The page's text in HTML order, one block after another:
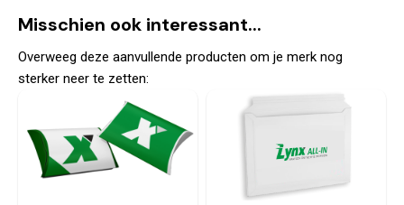
Misschien ook interessant...
Overweeg deze aanvullende producten om je merk nog
sterker neer te zetten: